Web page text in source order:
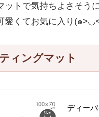
ットで気持ちよさそう
愛くてお気に入り(๑
ィングマット
ディー